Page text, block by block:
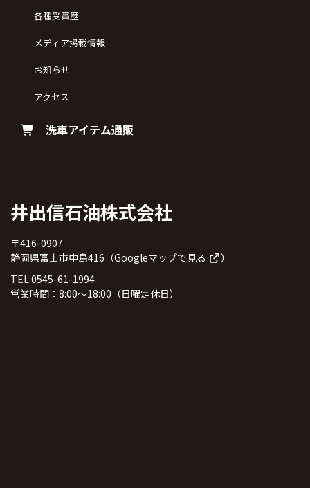
各種受賞歴
メディア掲載情報
お知らせ
アクセス
洗車アイテム通販
井出信石油株式会社
〒416-0907
静岡県富士市中島416（Googleマップで見る
）
TEL 0545-61-1994
営業時間：8:00～18:00（日曜定休日）